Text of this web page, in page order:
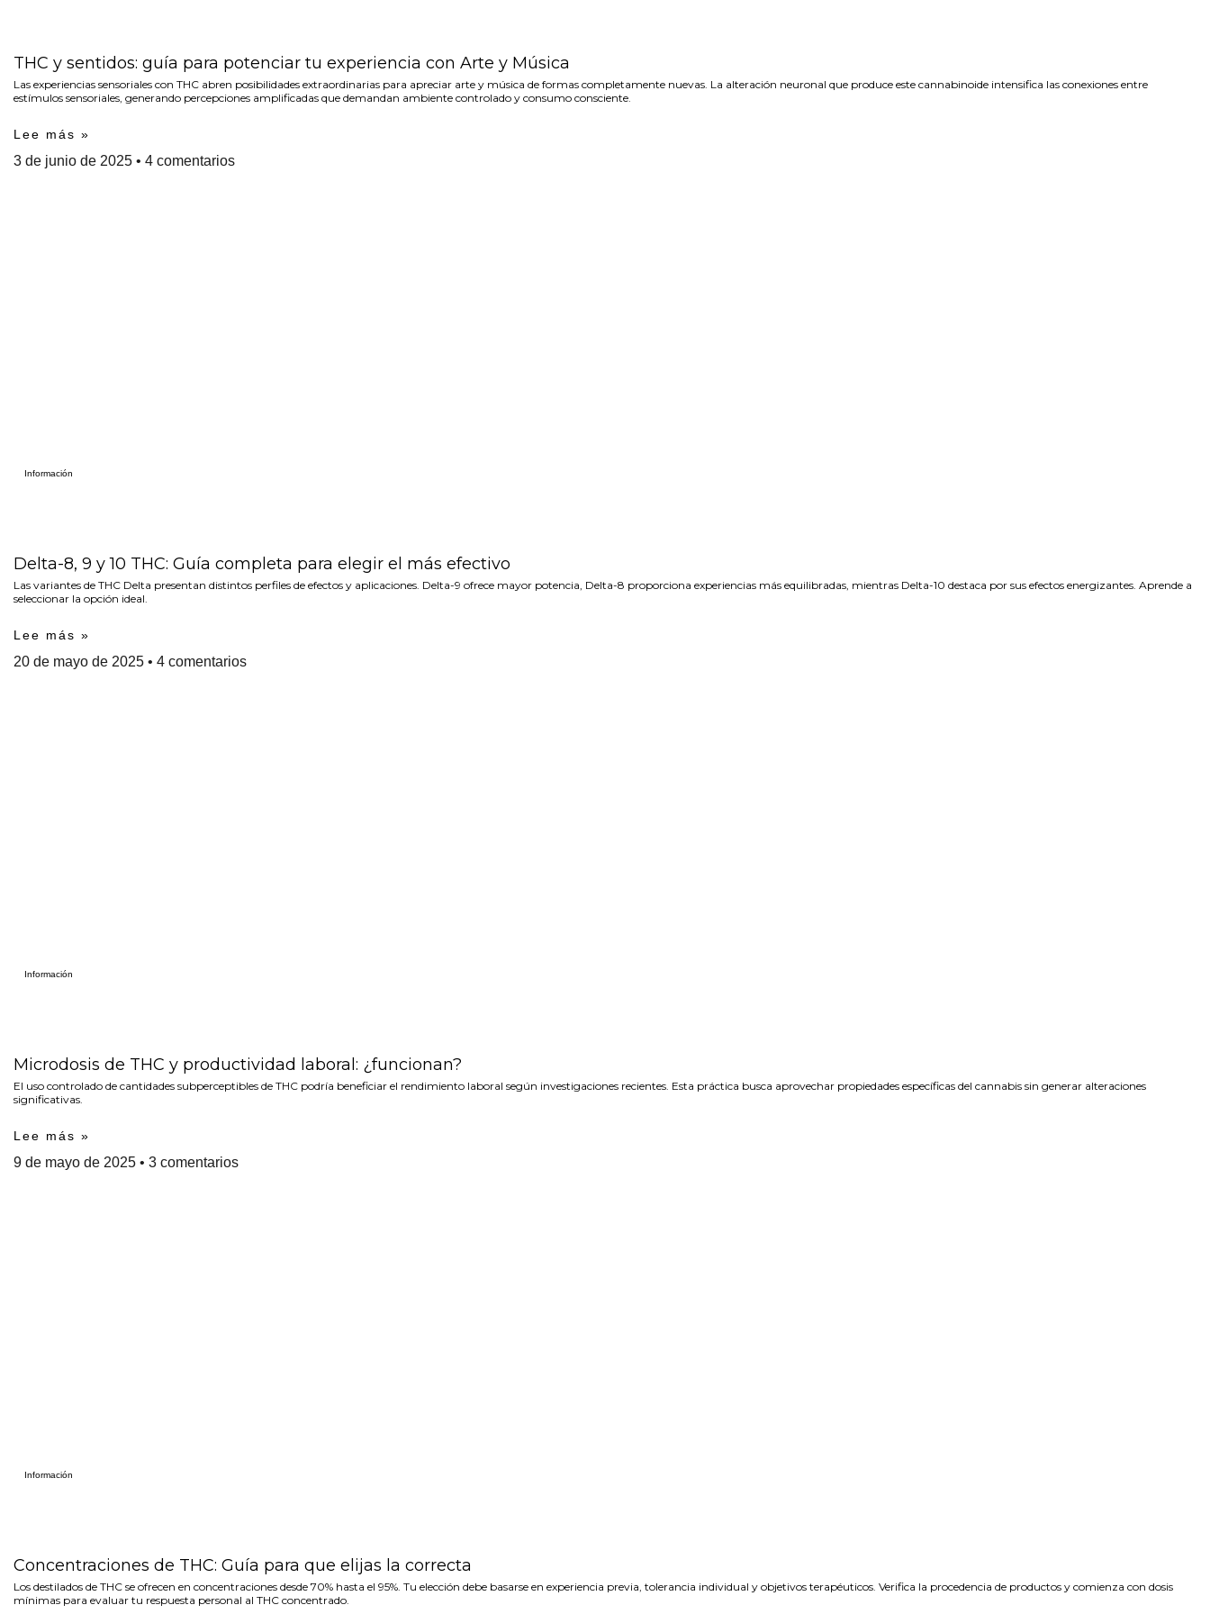
THC y sentidos: guía para potenciar tu experiencia con Arte y Música
Las experiencias sensoriales con THC abren posibilidades extraordinarias para apreciar arte y música de formas completamente nuevas. La alteración neuronal que produce este cannabinoide intensifica las conexiones entre
estímulos sensoriales, generando percepciones amplificadas que demandan ambiente controlado y consumo consciente.
Lee más »
3 de junio de 2025 4 comentarios
Información
Delta-8, 9 y 10 THC: Guía completa para elegir el más efectivo
Las variantes de THC Delta presentan distintos perfiles de efectos y aplicaciones. Delta-9 ofrece mayor potencia, Delta-8 proporciona experiencias más equilibradas, mientras Delta-10 destaca por sus efectos energizantes. Aprende a
seleccionar la opción ideal.
Lee más »
20 de mayo de 2025 4 comentarios
Información
Microdosis de THC y productividad laboral: ¿funcionan?
El uso controlado de cantidades subperceptibles de THC podría beneficiar el rendimiento laboral según investigaciones recientes. Esta práctica busca aprovechar propiedades específicas del cannabis sin generar alteraciones
significativas.
Lee más »
9 de mayo de 2025 3 comentarios
Información
Concentraciones de THC: Guía para que elijas la correcta
Los destilados de THC se ofrecen en concentraciones desde 70% hasta el 95%. Tu elección debe basarse en experiencia previa, tolerancia individual y objetivos terapéuticos. Verifica la procedencia de productos y comienza con dosis
mínimas para evaluar tu respuesta personal al THC concentrado.